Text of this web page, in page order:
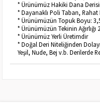
* Ürünümüz Hakiki Dana
* Dayanaklı Poli Taban, Rahat
* Ürünümüzün Topuk Boyu:
* Ürünümüzün Tekinin Ağırlığı
* Ürünümüz Yerli Üretimdir
* Doğal Deri Niteliğinden
Yeşil, Nude, Bej v.b. Derilerde